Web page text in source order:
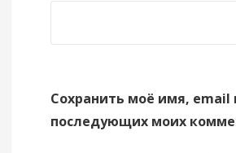
Сохранить моё имя, email
последующих моих